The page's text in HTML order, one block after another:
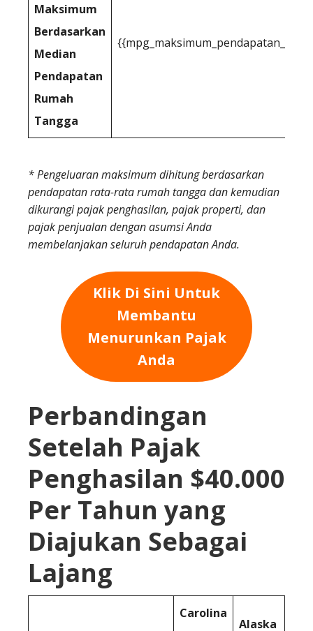
Maksimum
Berdasarkan
Median
Pendapatan
Rumah
Tangga
* Pengeluaran maksimum dihitung berdasarkan
pendapatan rata-rata rumah tangga dan kemudian
dikurangi pajak penghasilan, pajak properti, dan
pajak penjualan dengan asumsi Anda
membelanjakan seluruh pendapatan Anda.
Klik Di Sini Untuk
Membantu
Menurunkan Pajak
Anda
Perbandingan
Setelah Pajak
Penghasilan $40.000
Per Tahun yang
Diajukan Sebagai
Lajang
Carolina
Alaska